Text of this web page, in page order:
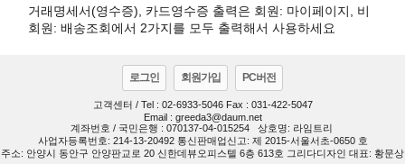
거래명세서(영수증), 카드영수증 출력은 회원: 마이페이지, 비
회원: 배송조회에서 2가지를 모두 출력해서 사용하세요
로그인 회원가입 PC버전
고객센터 / Tel : 02-6933-5046 Fax : 031-422-5047
Email : greeda3@daum.net
계좌번호 / 국민은행 : 070137-04-015254
상호명: 라임트리
사업자등록번호: 214-13-20492 통신판매업신고: 제 2015-서울서초-0650 호
주소: 안양시 동안구 안양판교로 20 신한데뷰오피스텔 6층 613호 그리다디자인 대표: 황문상